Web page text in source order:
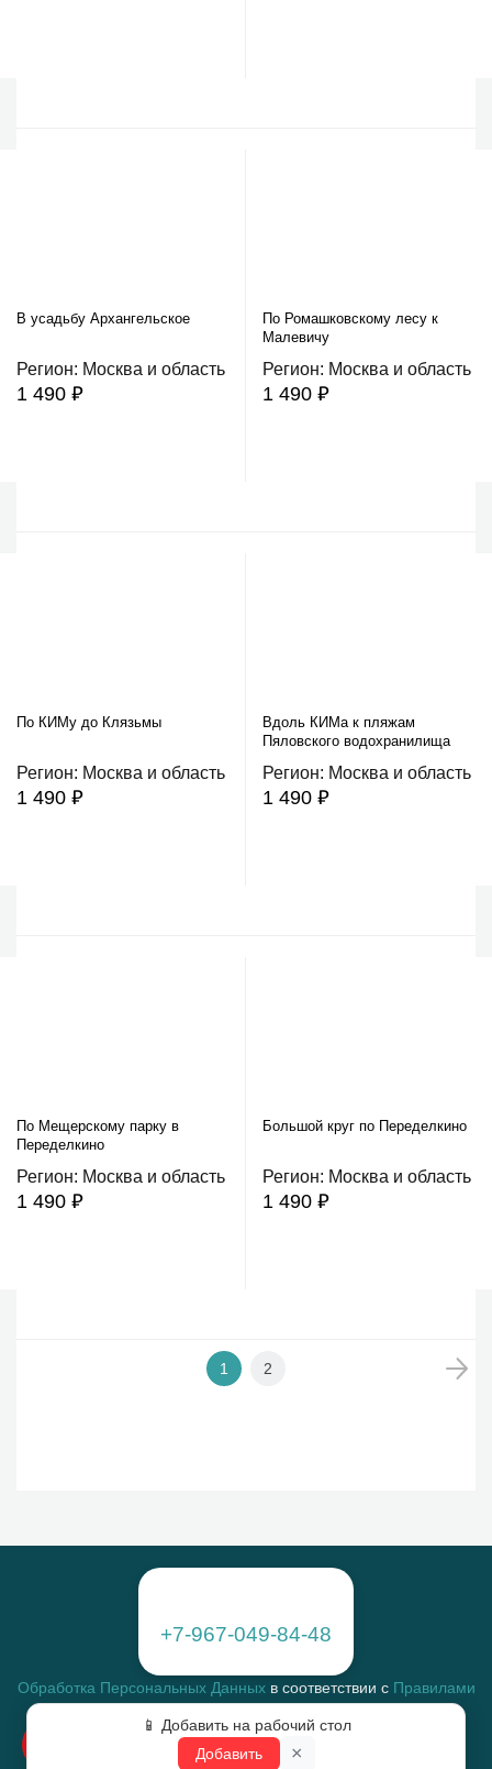
В усадьбу Архангельское
Регион: Москва и область
1 490 ₽
По Ромашковскому лесу к
Малевичу
Регион: Москва и область
1 490 ₽
По КИМу до Клязьмы
Регион: Москва и область
1 490 ₽
Вдоль КИМа к пляжам
Пяловского водохранилища
Регион: Москва и область
1 490 ₽
По Мещерскому парку в
Переделкино
Регион: Москва и область
1 490 ₽
Большой круг по Переделкино
Регион: Москва и область
1 490 ₽
1 2
+7-967-049-84-48
Обработка Персональных Данныхв соответствии с Правилами
Получение Информационных и Рекламных сообщений
Пользовательское соглашение
📱 Добавить на рабочий стол
Добавить
×